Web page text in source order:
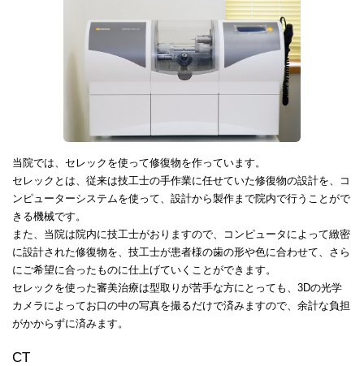
当院では、セレックを使って修復物を作っています。
セレックとは、従来は技工士の手作業に任せていた修復物の設計を、コ
ンピューターシステムを使って、設計から製作まで院内で行うことがで
きる機械です。
また、当院は院内に技工士がおりますので、コンピュータによって緻密
に設計された修復物を、技工士が患者様の歯の形や色に合わせて、さら
にご希望に合ったものに仕上げていくことができます。
セレックを使った審美治療は型取りが苦手な方にとっても、3Dの光学
カメラによってお口の中の写真を撮るだけで済みますので、余計な負担
がかからずに済みます。
CT